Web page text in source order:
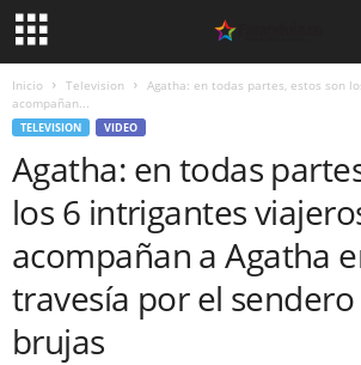
Inicio Television
Agatha: en todas partes, estos son
acompañan...
TELEVISION VIDEO
Agatha: en todas
los 6 intrigantes
acompañan a Agatha
travesía por el sendero
brujas